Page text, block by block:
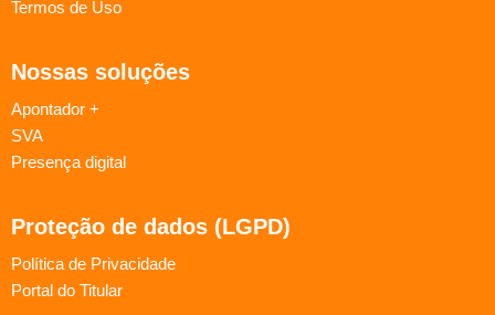
Termos de Uso
Nossas soluções
Apontador +
SVA
Presença digital
Proteção de dados (LGPD)
Política de Privacidade
Portal do Titular